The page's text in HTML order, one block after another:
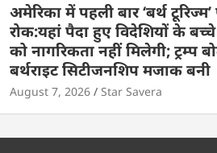
अमेरिका में पहली बार ‘बर्थ टूरिज्म’
रोक:यहां पैदा हुए विदेशियों के बच्चे
को नागरिकता नहीं मिलेगी; ट्रम्प
बर्थराइट सिटीजनशिप मजाक बनी
August 7, 2026 Star Savera